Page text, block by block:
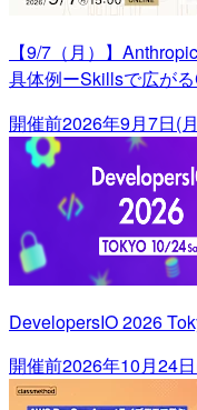
【9/7（月）】
具体例ーSkillsで広が
開催前2026年9月7日(
DevelopersIO 2026
開催前2026年10月24